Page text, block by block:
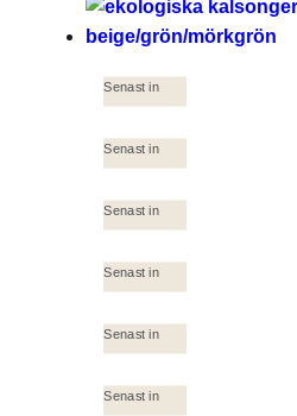
Senast in
Senast in
Senast in
Senast in
Senast in
Senast in